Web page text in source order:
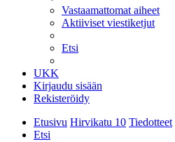
Vastaamattomat aiheet
Aktiiviset viestiketjut
Etsi
UKK
Kirjaudu sisään
Rekisteröidy
Etusivu Hirvikatu 10 Tiedotteet
Etsi